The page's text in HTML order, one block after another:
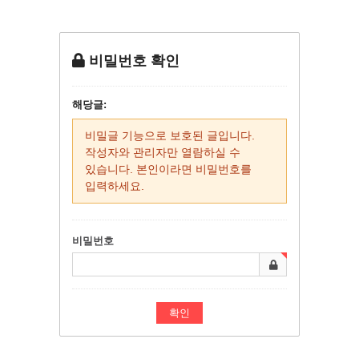
비밀번호 확인
해당글:
비밀글 기능으로 보호된 글입니다.
작성자와 관리자만 열람하실 수
있습니다. 본인이라면 비밀번호를
입력하세요.
비밀번호